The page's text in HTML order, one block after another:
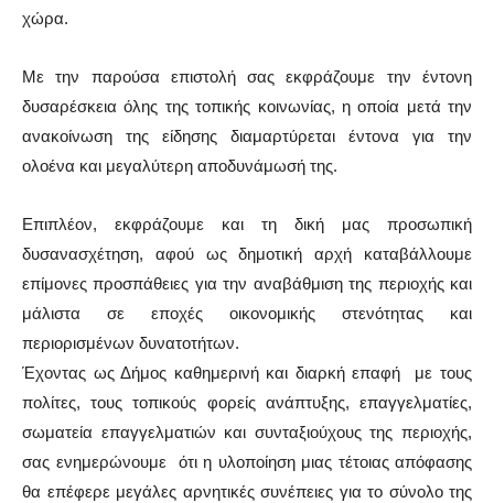
χώρα.
Με την παρούσα επιστολή σας εκφράζουμε την έντονη
δυσαρέσκεια όλης της τοπικής κοινωνίας, η οποία μετά την
ανακοίνωση της είδησης διαμαρτύρεται έντονα για την
ολοένα και μεγαλύτερη αποδυνάμωσή της.
Επιπλέον, εκφράζουμε και τη δική μας προσωπική
δυσανασχέτηση, αφού ως δημοτική αρχή καταβάλλουμε
επίμονες προσπάθειες για την αναβάθμιση της περιοχής και
μάλιστα σε εποχές οικονομικής στενότητας και
περιορισμένων δυνατοτήτων.
Έχοντας ως Δήμος καθημερινή και διαρκή επαφή με τους
πολίτες, τους τοπικούς φορείς ανάπτυξης, επαγγελματίες,
σωματεία επαγγελματιών και συνταξιούχους της περιοχής,
σας ενημερώνουμε ότι η υλοποίηση μιας τέτοιας απόφασης
θα επέφερε μεγάλες αρνητικές συνέπειες για το σύνολο της